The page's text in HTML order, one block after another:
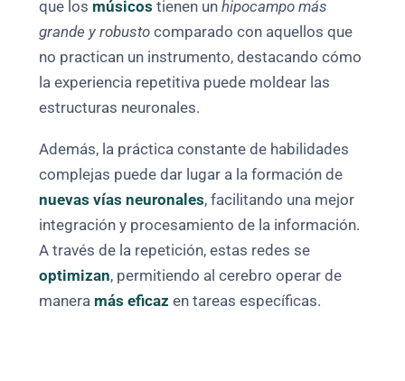
que los músicos tienen unhipocampo más
grande y robusto comparado con aquellos que
no practican un instrumento, destacando cómo
la experiencia repetitiva puede moldear las
estructuras neuronales.
Además, la práctica constante de habilidades
complejas puede dar lugar a la formación de
nuevas vías neuronales, facilitando una mejor
integración y procesamiento de la información.
A través de la repetición, estas redes se
optimizan, permitiendo al cerebro operar de
manera más eficaz en tareas específicas.